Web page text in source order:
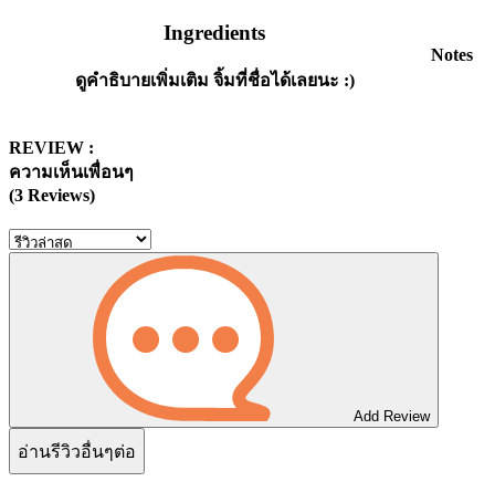
Ingredients
ดูคำธิบายเพิ่มเติม จิ้มที่ชื่อได้เลยนะ :)
Notes
REVIEW :
ความเห็นเพื่อนๆ
(3 Reviews)
Add Review
อ่านรีวิวอื่นๆต่อ